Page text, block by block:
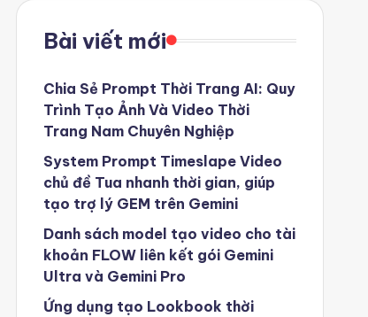
Bài viết mới
Chia Sẻ Prompt Thời Trang AI: Quy
Trình Tạo Ảnh Và Video Thời
Trang Nam Chuyên Nghiệp
System Prompt Timeslape Video
chủ đề Tua nhanh thời gian, giúp
tạo trợ lý GEM trên Gemini
Danh sách model tạo video cho tài
khoản FLOW liên kết gói Gemini
Ultra và Gemini Pro
Ứng dụng tạo Lookbook thời